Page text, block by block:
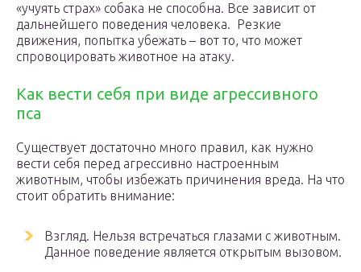
«учуять страх» собака не способна. Все зависит от
дальнейшего поведения человека. Резкие
движения, попытка убежать – вот то, что может
спровоцировать животное на атаку.
Как вести себя при виде агрессивного
пса
Существует достаточно много правил, как нужно
вести себя перед агрессивно настроенным
животным, чтобы избежать причинения вреда. На что
стоит обратить внимание:
Взгляд. Нельзя встречаться глазами с животным.
Данное поведение является открытым вызовом.